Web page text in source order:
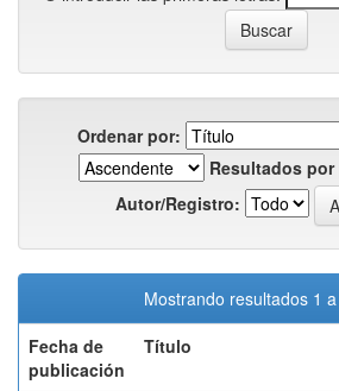
Ordenar por:
Resultados
Autor/Registro:
Mostrando resultados 1
Fecha de
publicación
Título